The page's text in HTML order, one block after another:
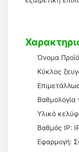
Όνομα
Κύκλος
Υλικό
Βαθμός IP:
Εφαρμογή: